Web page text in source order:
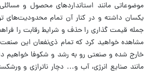
موضوعاتی مانند استانداردهای محصول و
یکسان داشته و در کنار آن تمام محدودیت‌های
جمله قیمت گذاری را حذف و شرایط رقابت را
مشاهده خواهید کرد که تمام ذی‌نفعان این صنعت
خارج شده و صنعتی رو به رشد و شکوفا خواهیم
مانند صنایع انرژی، آب و... دچار ناترازی و